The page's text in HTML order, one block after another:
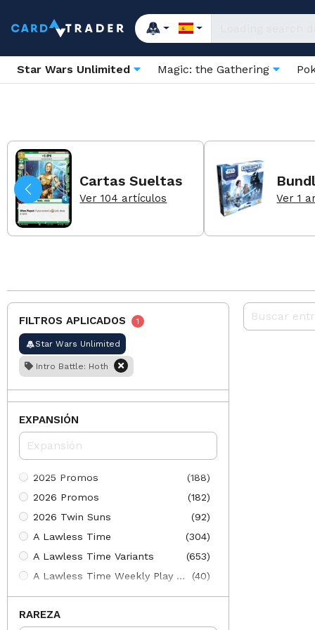
Star Wars Unlimited Magic: the Gathering
Cartas Sueltas
Ver 104 artículos Ver 1
FILTROS APLICADOS 1
Star Wars Unlimited
Intro Battle: Hoth
EXPANSIÓN
2025 Promos
(188)
2026 Promos
(182)
2026 Twin Suns
(92)
A Lawless Time
(304)
A Lawless Time Variants
(653)
A Lawless Time Weekly Play Promos
(40)
Ashes of the Empire Variants
(661)
RAREZA